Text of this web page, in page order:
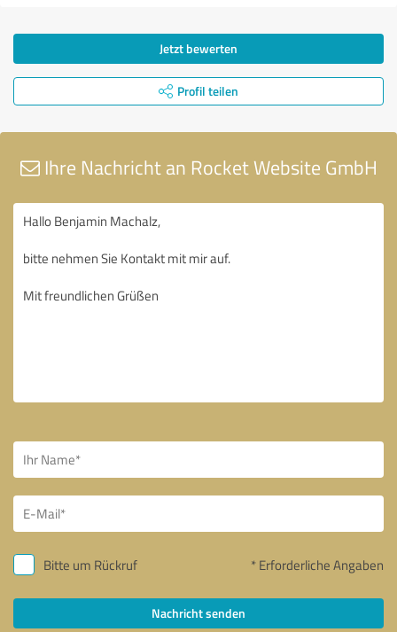
Jetzt bewerten
Profil teilen
Ihre Nachricht an Rocket Website GmbH
Bitte um Rückruf * Erforderliche Angaben
Nachricht senden